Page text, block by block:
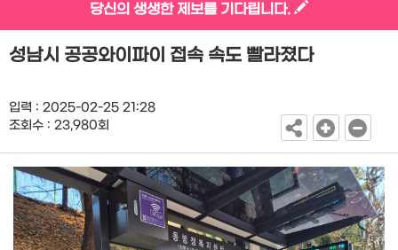
당신의 생생한 제보를 기다립니다.
성남시 공공와이파이 접속 속도 빨라졌다
입력 : 2025-02-25 21:28
조회수 : 23,980회